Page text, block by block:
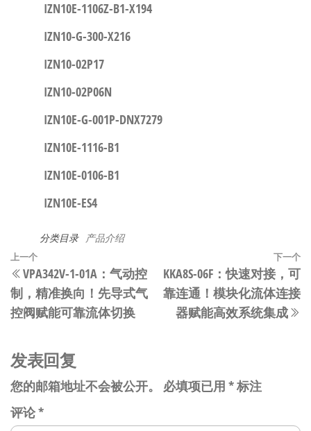
IZN10E-1106Z-B1-X194
IZN10-G-300-X216
IZN10-02P17
IZN10-02P06N
IZN10E-G-001P-DNX7279
IZN10E-1116-B1
IZN10E-0106-B1
IZN10E-ES4
分类目录 产品介绍
文
章
导
上
一
篇
文
上一个
VPA342V-1-01A：气动控
制，精准换向！先导式气
控阀赋能可靠流体切换​​
下一个
KKA8S-06F：快速对接，可
靠连通！模块化流体连接
器赋能高效系统集成​​
发表回复
您的邮箱地址不会被公开。 必填项已用 *标注
评论*